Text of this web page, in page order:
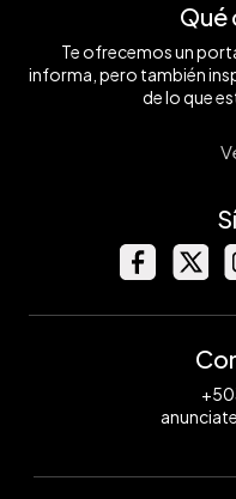
Qué
Te ofrecemos un
informa, pero también
de lo que